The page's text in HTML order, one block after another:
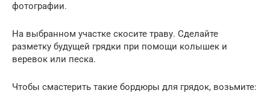
фотографии.
На выбранном участке скосите траву. Сделайте
разметку будущей грядки при помощи колышек и
веревок или песка.
Чтобы смастерить такие бордюры для грядок, возьмите: